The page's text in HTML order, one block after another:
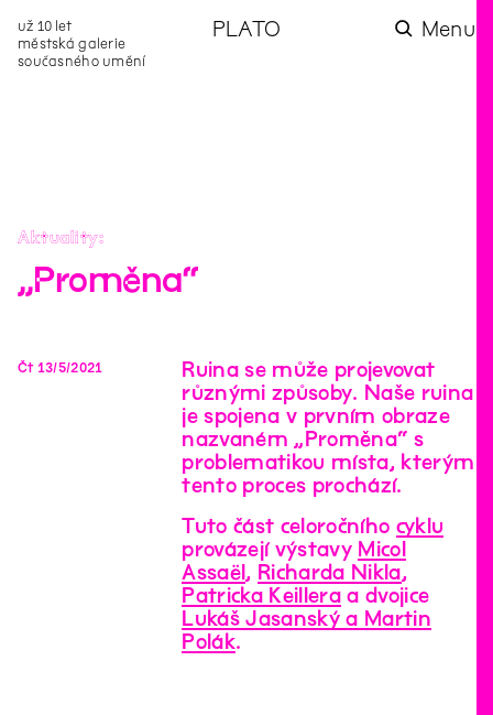
už 10 let
městská galerie
současného umění
PLATO Menu
Aktuality
„Proměna“
Čt 13/5/2021
Ruina se může projevovat
různými způsoby. Naše ruina
je spojena v prvním obraze
nazvaném „Proměna“ s
problematikou místa, kterým
tento proces prochází.
Tuto část celoročního cyklu
provázejí výstavy Micol
Assaël , Richarda Nikla,
Patricka Keillera a dvojice
Lukáš Jasanský a Martin
Polák.